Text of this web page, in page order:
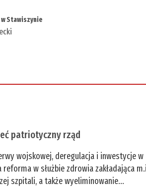
Stawiszynie
patriotyczny rząd
wojskowej, deregulacja i inwestycje w
w służbie zdrowia zakładająca
szpitali, a także wyeliminowanie...